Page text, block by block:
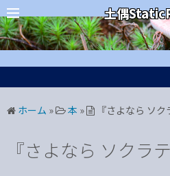
コ
ン
テ
ン
ス
土偶
カテゴリー
ホーム » 本 » 『さよなら ソ
『さよなら ソクラ